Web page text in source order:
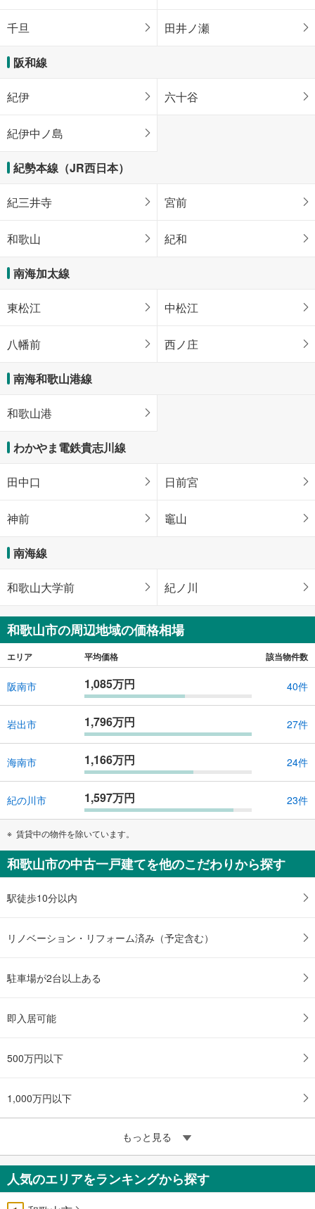
千旦 田井ノ瀬
阪和線
紀伊 六十谷
紀伊中ノ島
紀勢本線（JR西日本）
紀三井寺 宮前
和歌山 紀和
南海加太線
東松江 中松江
八幡前 西ノ庄
南海和歌山港線
和歌山港
わかやま電鉄貴志川線
田中口 日前宮
神前 竈山
南海線
和歌山大学前 紀ノ川
和歌山市の周辺地域の価格相場
エリア 平均価格 該当物件数
阪南市 1,085万円 40件
岩出市 1,796万円 27件
海南市 1,166万円 24件
紀の川市 1,597万円 23件
賃貸中の物件を除いています。
和歌山市の中古一戸建てを他のこだわりから探す
駅徒歩10分以内
リノベーション・リフォーム済み（予定含む）
駐車場が2台以上ある
即入居可能
500万円以下
1,000万円以下
もっと見る
人気のエリアをランキングから探す